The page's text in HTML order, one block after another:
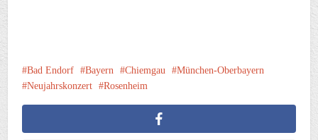
Bad Endorf Bayern Chiemgau
München-Oberbayern
Neujahrskonzert
Rosenheim